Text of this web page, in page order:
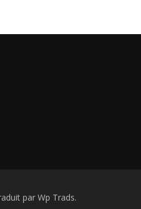
par Wp Trads.